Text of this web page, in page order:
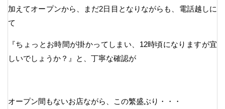
加えてオープンから、まだ2日目となりながらも、電話越しに
て
『ちょっとお時間が掛かってしまい、12時頃になりますが宜
しいでしょうか？』と、丁寧な確認が
オープン間もないお店ながら、この繁盛ぶり・・・